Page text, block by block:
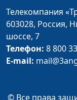
У Бога нет
по Иоанну 6:1-13
Добрые дела в
по Иоанну 5:1-15
Евангелие по
Телекомпания
603028, Россия,
шоссе, 7
Телефон: 8 800
E-mail:
© Все права